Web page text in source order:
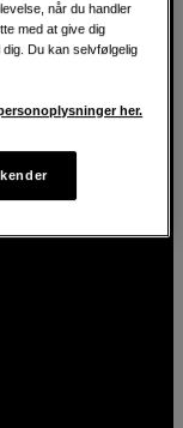
år hjulpet kreative
inden for
teknologi. Vi
der
kan forvandle
dig, så du
service.
vi, at du får
når du handler
med at give dig
Du kan selvfølgelig
her.